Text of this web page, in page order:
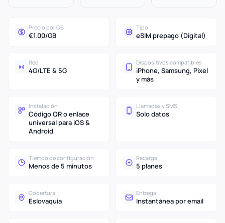
Precio por GB
€1.00/GB
Tipo
eSIM prepago (Digital)
Red
4G/LTE & 5G
Dispositivos compatibles
iPhone, Samsung, Pixel
y más
Instalación
Código QR o enlace
universal para iOS &
Android
Llamadas y SMS
Solo datos
Tiempo de configuración
Menos de 5 minutos
Recarga
5 planes
Cobertura
Eslovaquia
Entrega
Instantánea por email